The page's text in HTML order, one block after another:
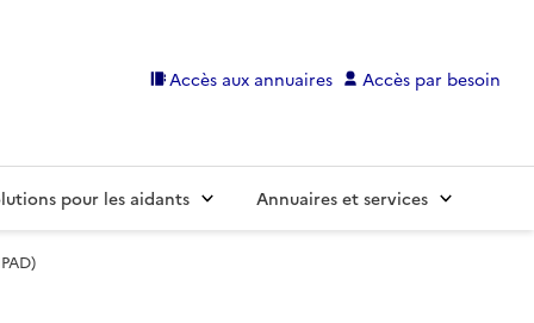
Accès aux annuaires Accès par besoin
pour les aidants Annuaires et services